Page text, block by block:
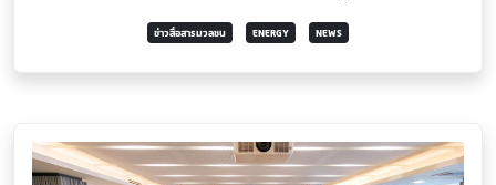
ข่าวสื่อสารมวลชน ENERGY NEWS